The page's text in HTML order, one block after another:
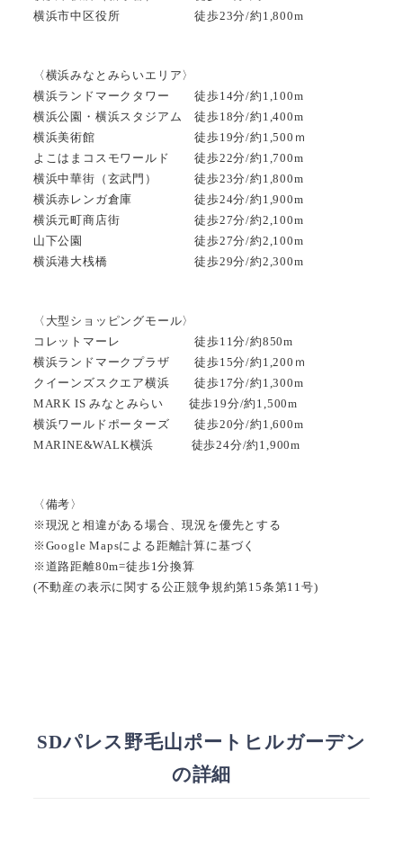
横浜市中区役所 徒歩23分/約1,800m
〈横浜みなとみらいエリア〉
横浜ランドマークタワー 徒歩14分/約1,100m
横浜公園・横浜スタジアム 徒歩18分/約1,400m
横浜美術館 徒歩19分/約1,500ｍ
よこはまコスモワールド 徒歩22分/約1,700m
横浜中華街（玄武門） 徒歩23分/約1,800m
横浜赤レンガ倉庫 徒歩24分/約1,900m
横浜元町商店街 徒歩27分/約2,100m
山下公園 徒歩27分/約2,100m
横浜港大桟橋 徒歩29分/約2,300m
〈大型ショッピングモール〉
コレットマーレ 徒歩11分/約850m
横浜ランドマークプラザ 徒歩15分/約1,200ｍ
クイーンズスクエア横浜 徒歩17分/約1,300m
MARK IS みなとみらい 徒歩19分/約1,500m
横浜ワールドポーターズ 徒歩20分/約1,600m
MARINE&WALK横浜 徒歩24分/約1,900m
〈備考〉
※現況と相違がある場合、現況を優先とする
※Google Mapsによる距離計算に基づく
※道路距離80m=徒歩1分換算
(不動産の表示に関する公正競争規約第15条第11号)
SDパレス野毛山ポートヒルガーデン
の詳細